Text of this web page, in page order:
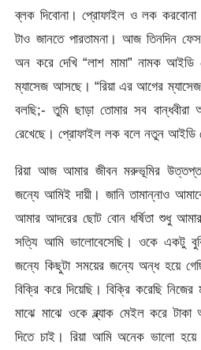
ব্লক দিবোনা। প্রোফাইল ও লক
টাও জানতে পারতামনা। আজ তিনদিন
অন করে দেখি “লাশ মামা” নামক
ম্যাসেজ আসছে। “রিয়া এর আগের
বলছি;- তুমি ছাড়া তোমার সব
রেখেছে। প্রোফাইল লক বলে নতুন আইডি
রিয়া আজ আমার জীবন মরুভূমির
জন্যে আমিই দায়ী। জানি তামান্নাও
আমার আদরের ছোট বোন ধর্ষিতা শুধু আমার
সত্যি আমি ভালোবেসেছি। ওকে একটু
জন্যে কিছুটা সময়ের জন্যে অন্ধ হয়ে
বিক্রি করে দিয়েছি। বিক্রি করেছি
মাঝে মাঝে ওকে ব্ল্যাক মেইল করে
দিতে চাই। রিয়া আমি অনেক ভালো